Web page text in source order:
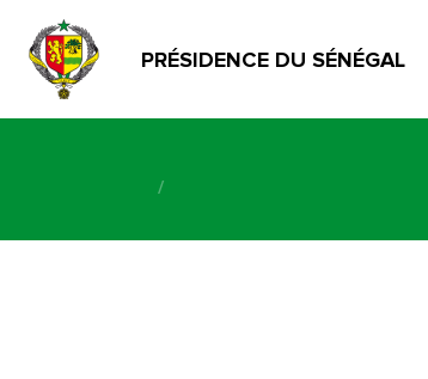
PRÉSIDENCE DU SÉNÉGAL
/